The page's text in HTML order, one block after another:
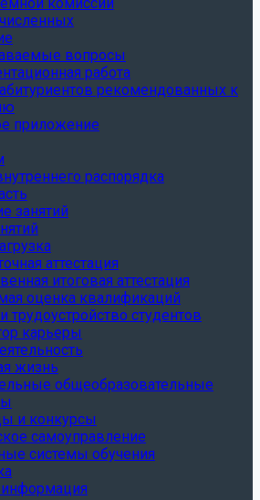
вопросы
работа
рекомендованных к
приложение
распорядка
занятий
аттестация
итоговая аттестация
оценка квалификаций
трудоустройство студентов
карьеры
жизнь
общеобразовательные
и конкурсы
самоуправление
системы обучения